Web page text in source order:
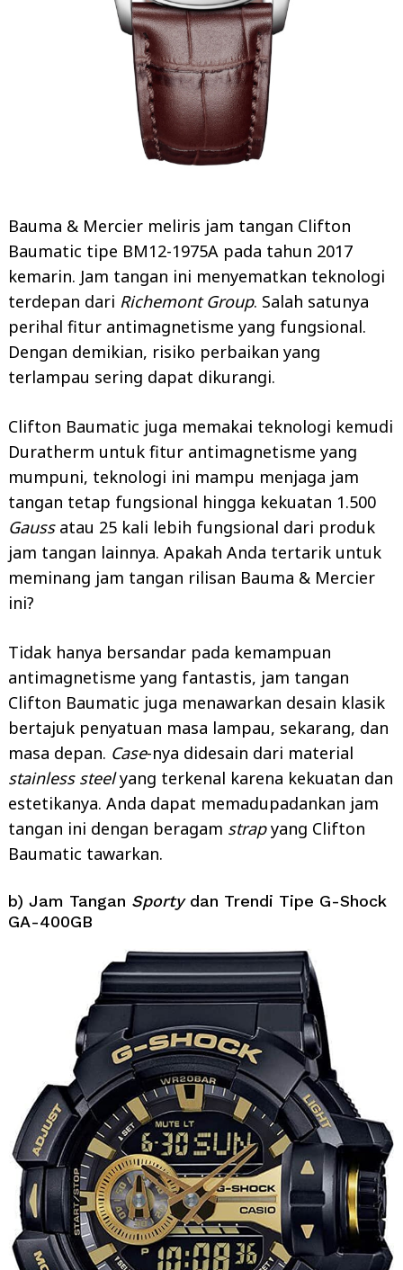
Bauma & Mercier meliris jam tangan Clifton
Baumatic tipe BM12-1975A pada tahun 2017
kemarin. Jam tangan ini menyematkan teknologi
terdepan dari Richemont Group. Salah satunya
perihal fitur antimagnetisme yang fungsional.
Dengan demikian, risiko perbaikan yang
terlampau sering dapat dikurangi.
Clifton Baumatic juga memakai teknologi kemudi
Duratherm untuk fitur antimagnetisme yang
mumpuni, teknologi ini mampu menjaga jam
tangan tetap fungsional hingga kekuatan 1.500
Gaussatau 25 kali lebih fungsional dari produk
jam tangan lainnya. Apakah Anda tertarik untuk
meminang jam tangan rilisan Bauma & Mercier
ini?
Tidak hanya bersandar pada kemampuan
antimagnetisme yang fantastis, jam tangan
Clifton Baumatic juga menawarkan desain klasik
bertajuk penyatuan masa lampau, sekarang, dan
masa depan. Case-nya didesain dari material
stainless steelyang terkenal karena kekuatan dan
estetikanya. Anda dapat memadupadankan jam
tangan ini dengan beragam strapyang Clifton
Baumatic tawarkan.
b) Jam Tangan Sportydan Trendi Tipe G-Shock
GA-400GB